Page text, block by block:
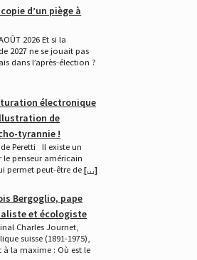
d’un piège à
2026 Et si la
2027 ne se jouait pas
dans l’après-élection ?
électronique
de
tyrannie !
Peretti Il existe un
penseur américain
permet peut-être de[…]
Bergoglio, pape
et écologiste
Charles Journet,
suisse (1891-1975),
la maxime : Où est le